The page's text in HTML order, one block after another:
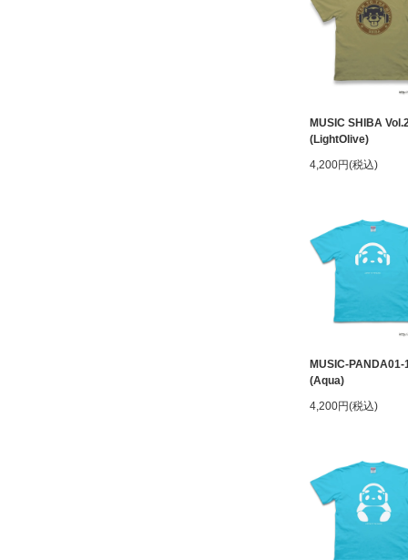
MUSIC SHIBA
(LightOlive)
4,200円(税込)
MUSIC-PANDA01-
(Aqua)
4,200円(税込)